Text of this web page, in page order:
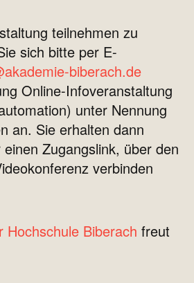
teilnehmen zu
sich bitte per E-
biberach.de
Online-Infoveranstaltung
unter Nennung
an. Sie erhalten dann
Zugangslink, über den
verbinden
Hochschule Biberach freut